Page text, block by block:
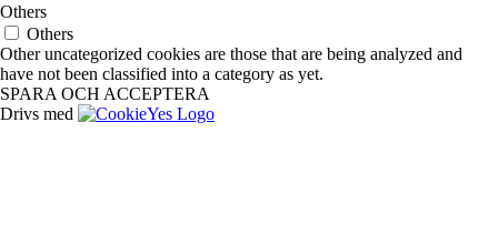
Others
Others
Other uncategorized cookies are those that are being analyzed and
have not been classified into a category as yet.
SPARA OCH ACCEPTERA
Drivs med